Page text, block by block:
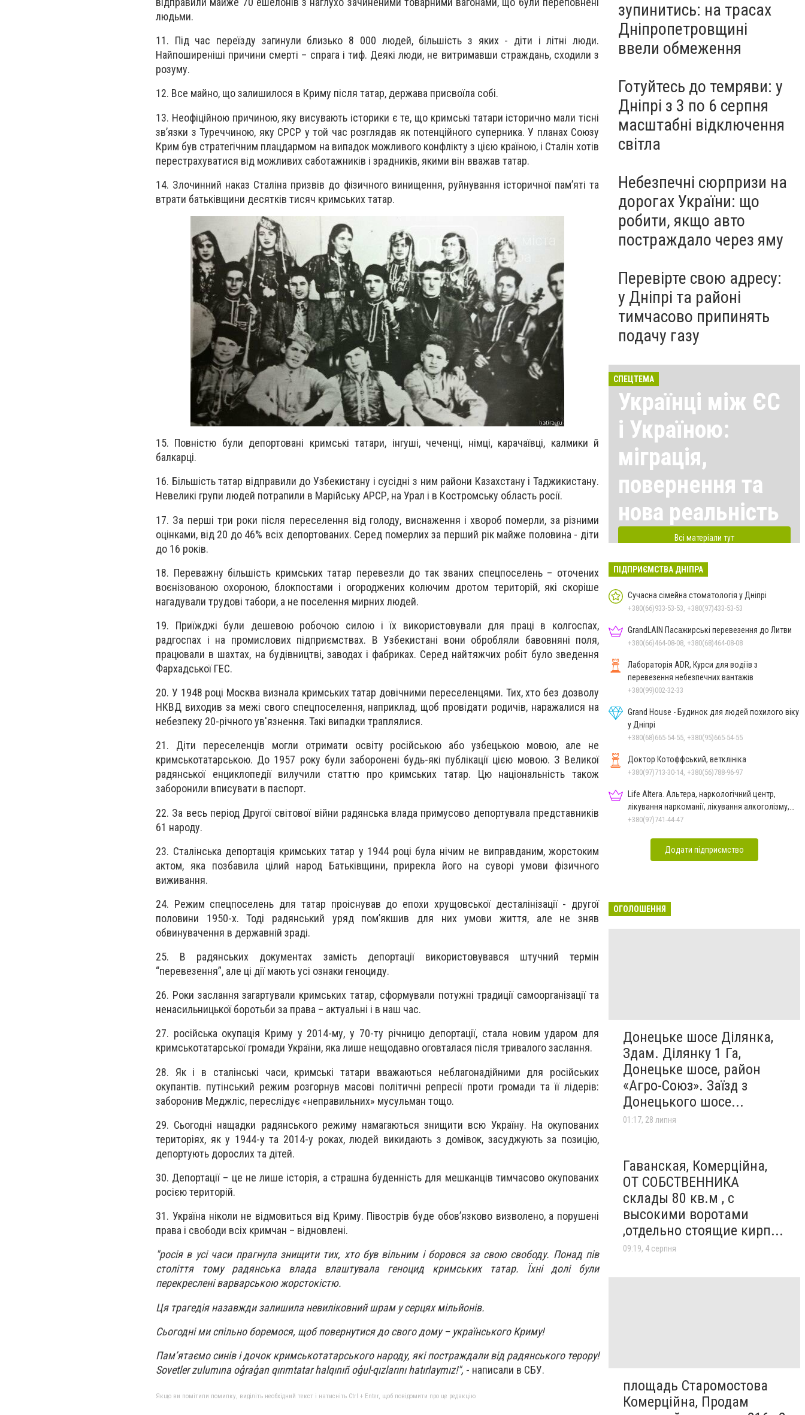
людьми.
11. Під час переїзду загинули близько 8 000 людей, більшість з яких - діти і літні люди.
Найпоширеніші причини смерті – спрага і тиф. Деякі люди, не витримавши страждань, сходили з
розуму.
12. Все майно, що залишилося в Криму після татар, держава присвоїла собі.
13. Неофіційною причиною, яку висувають історики є те, що кримські татари історично мали тісні
зв’язки з Туреччиною, яку СРСР у той час розглядав як потенційного суперника. У планах Союзу
Крим був стратегічним плацдармом на випадок можливого конфлікту з цією країною, і Сталін хотів
перестрахуватися від можливих саботажників і зрадників, якими він вважав татар.
14. Злочинний наказ Сталіна призвів до фізичного винищення, руйнування історичної пам’яті та
втрати батьківщини десятків тисяч кримських татар.
15. Повністю були депортовані кримські татари, інгуші, чеченці, німці, карачаївці, калмики й
балкарці.
16. Більшість татар відправили до Узбекистану і сусідні з ним райони Казахстану і Таджикистану.
Невеликі групи людей потрапили в Марійську АРСР, на Урал і в Костромську область росії.
17. За перші три роки після переселення від голоду, виснаження і хвороб померли, за різними
оцінками, від 20 до 46% всіх депортованих. Серед померлих за перший рік майже половина - діти
до 16 років.
18. Переважну більшість кримських татар перевезли до так званих спецпоселень – оточених
воєнізованою охороною, блокпостами і огороджених колючим дротом територій, які скоріше
нагадували трудові табори, а не поселення мирних людей.
19. Приїжджі були дешевою робочою силою і їх використовували для праці в колгоспах,
радгоспах і на промислових підприємствах. В Узбекистані вони обробляли бавовняні поля,
працювали в шахтах, на будівництві, заводах і фабриках. Серед найтяжчих робіт було зведення
Фархадської ГЕС.
20. У 1948 році Москва визнала кримських татар довічними переселенцями. Тих, хто без дозволу
НКВД виходив за межі свого спецпоселення, наприклад, щоб провідати родичів, наражалися на
небезпеку 20-річного ув'язнення. Такі випадки траплялися.
21. Діти переселенців могли отримати освіту російською або узбецькою мовою, але не
кримськотатарською. До 1957 року були заборонені будь-які публікації цією мовою. З Великої
радянської енциклопедії вилучили статтю про кримських татар. Цю національність також
заборонили вписувати в паспорт.
22. За весь період Другої світової війни радянська влада примусово депортувала представників
61 народу.
23. Сталінська депортація кримських татар у 1944 році була нічим не виправданим, жорстоким
актом, яка позбавила цілий народ Батьківщини, прирекла його на суворі умови фізичного
виживання.
24. Режим спецпоселень для татар проіснував до епохи хрущовської десталінізації - другої
половини 1950-х. Тоді радянський уряд пом’якшив для них умови життя, але не зняв
обвинувачення в державній зраді.
25. В радянських документах замість депортації використовувався штучний термін
“перевезення”, але ці дії мають усі ознаки геноциду.
26. Роки заслання загартували кримських татар, сформували потужні традиції самоорганізації та
ненасильницької боротьби за права – актуальні і в наш час.
27. російська окупація Криму у 2014-му, у 70-ту річницю депортації, стала новим ударом для
кримськотатарської громади України, яка лише нещодавно оговталася після тривалого заслання.
28. Як і в сталінські часи, кримські татари вважаються неблагонадійними для російських
окупантів. путінський режим розгорнув масові політичні репресії проти громади та її лідерів:
заборонив Меджліс, переслідує «неправильних» мусульман тощо.
29. Сьогодні нащадки радянського режиму намагаються знищити всю Україну. На окупованих
територіях, як у 1944-у та 2014-у роках, людей викидають з домівок, засуджують за позицію,
депортують дорослих та дітей.
30. Депортації – це не лише історія, а страшна буденність для мешканців тимчасово окупованих
росією територій.
31. Україна ніколи не відмовиться від Криму. Півострів буде обов’язково визволено, а порушені
права і свободи всіх кримчан – відновлені.
"росія в усі часи прагнула знищити тих, хто був вільним і боровся за свою свободу. Понад пів
століття тому радянська влада влаштувала геноцид кримських татар. Їхні долі були
перекреслені варварською жорстокістю.
Ця трагедія назавжди залишила невиліковний шрам у серцях мільйонів.
Сьогодні ми спільно боремося, щоб повернутися до свого дому – українського Криму!
Пам’ятаємо синів і дочок кримськотатарського народу, які постраждали від радянського терору!
Sovetler zulumına oģraģan qırımtatar halqınıñ oģul-qızlarını hatırlaymız!", - написали в СБУ.
Якщо ви помітили помилку, виділіть необхідний текст і натисніть Ctrl + Enter, щоб повідомити про це редакцію
зупинитись: на трасах
Дніпропетровщині
ввели обмеження
Готуйтесь до темряви: у
Дніпрі з 3 по 6 серпня
масштабні відключення
світла
Небезпечні сюрпризи на
дорогах України: що
робити, якщо авто
постраждало через яму
Перевірте свою адресу:
у Дніпрі та районі
тимчасово припинять
подачу газу
СПЕЦТЕМА
Українці між ЄС
і Україною:
міграція,
повернення та
нова реальність
Всі матеріали тут
ПІДПРИЄМСТВА ДНІПРА
Сучасна сімейна стоматологія у Дніпрі
+380(66)933-53-53, +380(97)433-53-53
GrandLAIN Пасажирські перевезення до Литви
+380(66)464-08-08, +380(68)464-08-08
Лабораторія ADR, Курси для водіїв з
перевезення небезпечних вантажів
+380(99)002-32-33
Grand House - Будинок для людей похилого віку
у Дніпрі
+380(68)665-54-55, +380(95)665-54-55
Доктор Котоффський, ветклініка
+380(97)713-30-14, +380(56)788-96-97
Life Altera. Альтера, наркологічний центр,
лікування наркоманії, лікування алкоголізму,
зняття ломки
+380(97)741-44-47
Додати підприємство
ОГОЛОШЕННЯ
Донецьке шосе Ділянка,
Здам. Ділянку 1 Га,
Донецьке шосе, район
«Агро-Союз». Заїзд з
Донецького шосе...
01:17, 28 липня
Гаванская, Комерційна,
ОТ СОБСТВЕННИКА
склады 80 кв.м , c
высокими воротами
,отдельно стоящие кирп...
09:19, 4 серпня
площадь Старомостова
Комерційна, Продам